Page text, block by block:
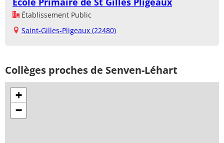
Établissement Public
Saint-Gilles-Pligeaux (22480)
Collèges proches de Senven-Léhart
+
−